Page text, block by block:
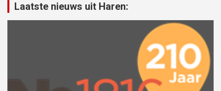
Laatste nieuws uit Haren: